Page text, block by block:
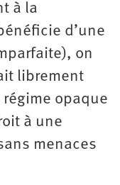
à la
d’une
on
librement
opaque
à une
menaces